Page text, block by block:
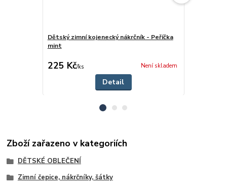
Dětský zimní kojenecký nákrčník - Peříčka
mint
225 Kč/ks Není skladem
Detail
Zboží zařazeno v kategoriích
DĚTSKÉ OBLEČENÍ
Zimní čepice, nákrčníky, šátky